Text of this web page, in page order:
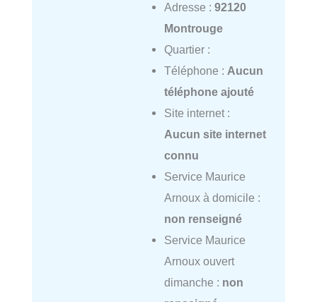
Adresse : 92120
Montrouge
Quartier :
Téléphone : Aucun
téléphone ajouté
Site internet :
Aucun site internet
connu
Service Maurice
Arnoux à domicile :
non renseigné
Service Maurice
Arnoux ouvert
dimanche : non